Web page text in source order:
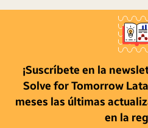
¡Suscríbete en la
Solve for Tomorrow
meses las últimas
en la